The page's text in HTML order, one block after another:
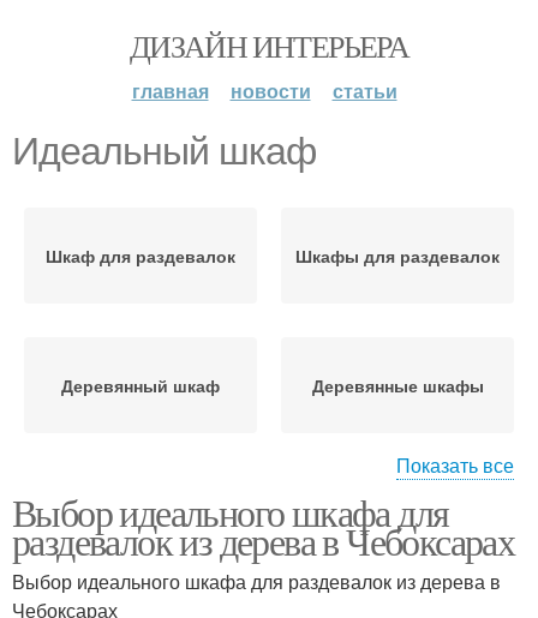
ДИЗАЙН ИНТЕРЬЕРА
главная новости статьи
Идеальный шкаф
Шкаф для раздевалок Шкафы для раздевалок
Деревянный шкаф Деревянные шкафы
Шкаф для раздевалки
Показать все
Выбор идеального шкафа для
раздевалок из дерева в Чебоксарах
Выбор идеального шкафа для раздевалок из дерева в
Чебоксарах